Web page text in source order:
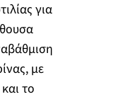
για
με
το